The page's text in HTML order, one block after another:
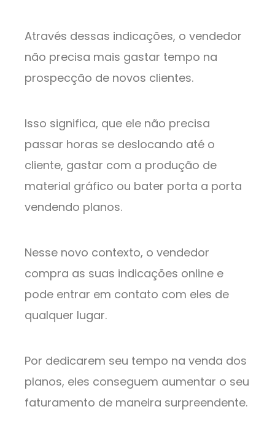
Através dessas indicações, o vendedor
não precisa mais gastar tempo na
prospecção de novos clientes.
Isso significa, que ele não precisa
passar horas se deslocando até o
cliente, gastar com a produção de
material gráfico ou bater porta a porta
vendendo planos.
Nesse novo contexto, o vendedor
compra as suas indicações online e
pode entrar em contato com eles de
qualquer lugar.
Por dedicarem seu tempo na venda dos
planos, eles conseguem aumentar o seu
faturamento de maneira surpreendente.